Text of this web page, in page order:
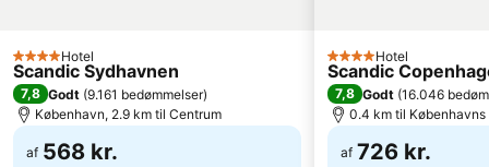
4 Stjerner
Hotel
Scandic Sydhavnen
7,8 Godt (9.161 bedømmelser)
København, 2.9 km til Centrum
af 568 kr.
4 Stjerner
Hotel
Scandic
7,8 Godt (16.046
0.4 km til
af 726 kr.